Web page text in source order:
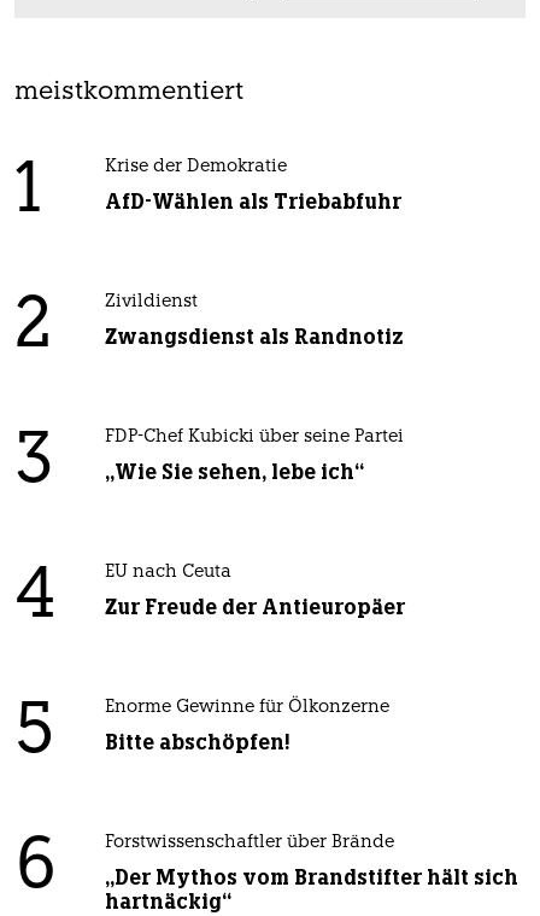
meistkommentiert
1 Krise der Demokratie
AfD-Wählen als Triebabfuhr
2 Zivildienst
Zwangsdienst als Randnotiz
3 FDP-Chef Kubicki über seine Partei
„Wie Sie sehen, lebe ich“
4 EU nach Ceuta
Zur Freude der Antieuropäer
5 Enorme Gewinne für Ölkonzerne
Bitte abschöpfen!
6 Forstwissenschaftler über Brände
„Der Mythos vom Brandstifter hält sich
hartnäckig“